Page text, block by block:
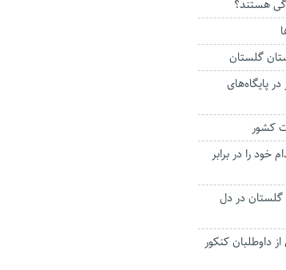
هستند؟
گلستان
پایگاه‌های
کشور
زندانی اقدام خود را در برابر
گلستان در دل
داوطلبان کنکور